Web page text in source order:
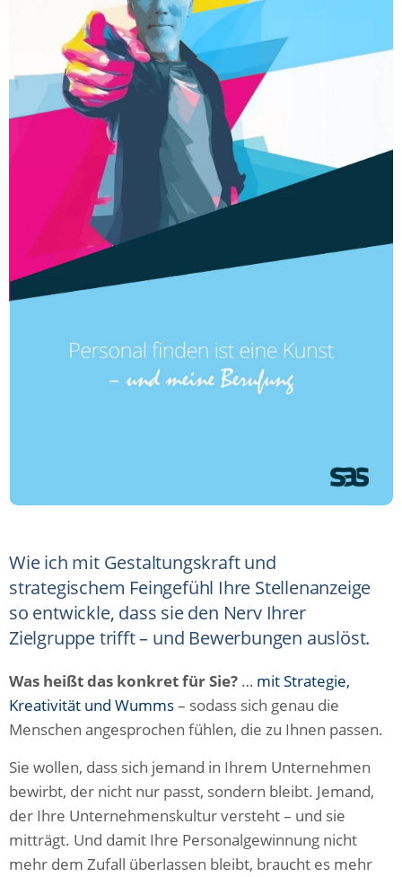
Wie ich mit Gestaltungskraft und
strategischem Feingefühl Ihre Stellenanzeige
so entwickle, dass sie den Nerv Ihrer
Zielgruppe trifft – und Bewerbungen auslöst.
Was heißt das konkret für Sie? … mit Strategie,
Kreativität und Wumms– sodass sich genau die
Menschen angesprochen fühlen, die zu Ihnen passen.
Sie wollen, dass sich jemand in Ihrem Unternehmen
bewirbt, der nicht nur passt, sondern bleibt. Jemand,
der Ihre Unternehmenskultur versteht – und sie
mitträgt. Und damit Ihre Personalgewinnung nicht
mehr dem Zufall überlassen bleibt, braucht es mehr